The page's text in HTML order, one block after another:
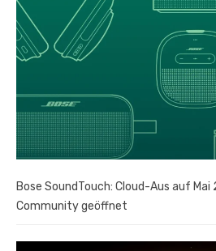
Bose SoundTouch: Cloud-Aus auf
Community geöffnet